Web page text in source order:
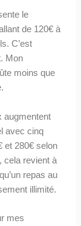
le
de 120€ à
C’est
Mon
moins que
augmentent
avec cinq
et 280€ selon
cela revient à
repas au
illimité.
mes